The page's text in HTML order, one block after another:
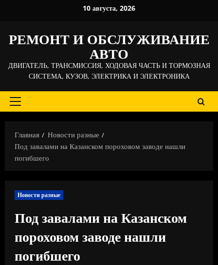
10 августа, 2026
РЕМОНТ И ОБСЛУЖИВАНИЕ
АВТО
ДВИГАТЕЛЬ, ТРАНСМИССИЯ, ХОДОВАЯ ЧАСТЬ И ТОРМОЗНАЯ
СИСТЕМА, КУЗОВ, ЭЛЕКТРИКА И ЭЛЕКТРОНИКА
Основное
Главная
Новости разные
Под завалами на Казанском пороховом заводе нашли
погибшего
Новости разные
Под завалами на Казанском
пороховом заводе нашли
погибшего